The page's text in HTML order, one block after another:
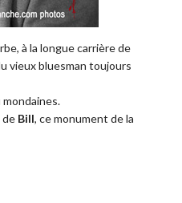
à la longue carrière de
vieux bluesman toujours
de Bill, ce monument de la